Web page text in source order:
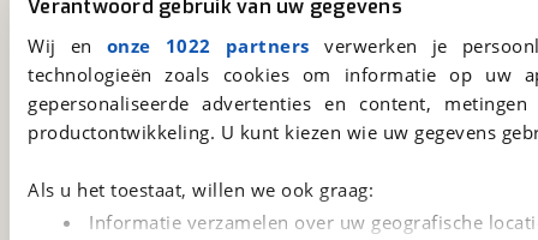
Verantwoord gebruik van uw gegevens
Wij en onze 1022 partners verwerken je
technologieën zoals cookies om informatie op
gepersonaliseerde advertenties en content,
productontwikkeling. U kunt kiezen wie uw gegevens
Als u het toestaat, willen we ook graag:
Informatie verzamelen over uw geografische
viaBOVAG.nl
Kosterijland
3981 AJBunnik
BOVAG